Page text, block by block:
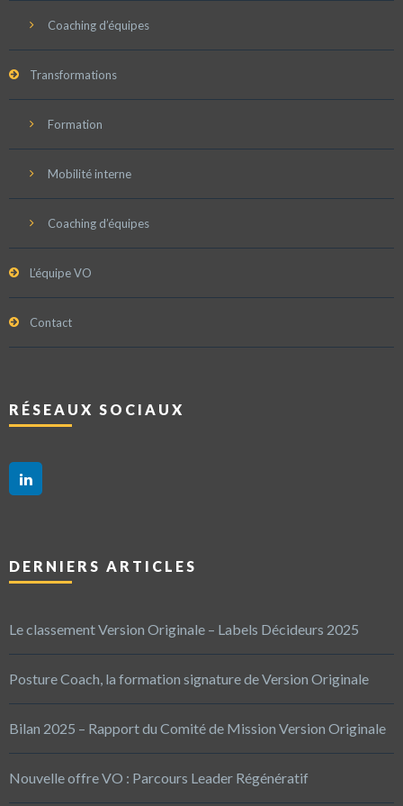
Coaching d’équipes
Transformations
Formation
Mobilité interne
Coaching d’équipes
L’équipe VO
Contact
RÉSEAUX SOCIAUX
DERNIERS ARTICLES
Le classement Version Originale – Labels Décideurs 2025
Posture Coach, la formation signature de Version Originale
Bilan 2025 – Rapport du Comité de Mission Version Originale
Nouvelle offre VO : Parcours Leader Régénératif